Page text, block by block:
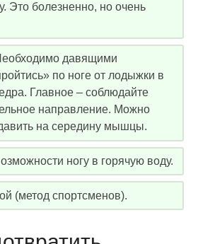
Это болезненно, но очень
давящими
по ноге от лодыжки в
Главное – соблюдайте
направление. Можно
на середину мышцы.
ногу в горячую воду.
(метод спортсменов).